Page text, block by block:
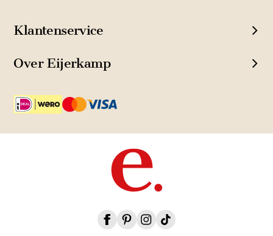
Klantenservice
Over Eijerkamp